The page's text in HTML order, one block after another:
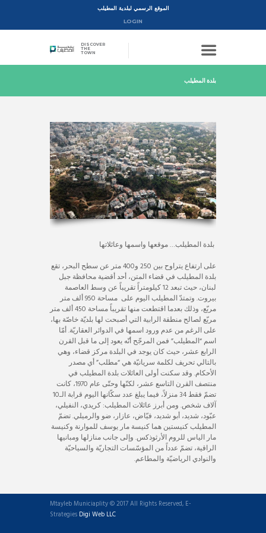
الموقع الرسمي لبلدية المطيلب
LOGIN
DISCOVER
THE
TOWN
بلدة المطيلب
بلدة المطيلب… موقعها واسمها وعائلاتها
على ارتفاع يتراوح بين 250 و400 متر عن سطح البحر، تقع
بلدة المطيلب في قضاء المتن، أحد أقضية محافظة جبل
لبنان، حيث تبعد 12 كيلومتراً تقريباً عن وسط العاصمة
بيروت. وتمتدّ المطيلب اليوم على مساحة 950 ألف متر
مربّع، وذلك بعدما اقتطعت منها تقريباً مساحة 450 ألف متر
مربّع لصالح منطقة الرابية التي أصبحت لها بلديّة خاصّة بها،
على الرغم من عدم ورود اسمها في الدوائر العقاريّة. أمّا
اسم “المطيلب” فمن المرجّح أنّه يعود إلى ما قبل القرن
الرابع عشر، حيث كان يوجد في البلدة مركز قضاء، وهي
بالتالي تحريف لكلمة سريانيّة هي “مطلب” أي مصدر
الأحكام. وقد سكنت أولى العائلات بلدة المطيلب في
منتصف القرن التاسع عشر، لكنّها وحتّى عام 1970، كانت
تضمّ فقط 34 منزلاً، فيما يبلغ عدد سكّانها اليوم قرابة الـ10
آلاف شخص. ومن أبرز عائلات المطيلب: كريدي، النفيلي،
عبّود، شديد، أبو شديد، فيّاض، عازار، ضو والرميلي. تضمّ
المطيلب كنيستين هما كنيسة مار يوسف للموارنة وكنيسة
مار الياس للروم الأرثوذكس. وإلى جانب منازلها ومبانيها
الراقية، تضمّ عدداً من المؤسّسات التجاريّة والسياحيّة
والنوادي الرياضيّة والمطاعم.
Mtayleb Municiaplity © 2017 All Rights Reserved, E-
Strategies Digi Web LLC